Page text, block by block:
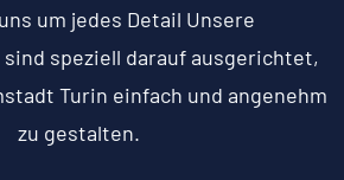
um jedes Detail Unsere
speziell darauf ausgerichtet,
Turin einfach und angenehm
zu gestalten.